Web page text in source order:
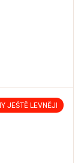
JEŠTĚ LEVNĚJI